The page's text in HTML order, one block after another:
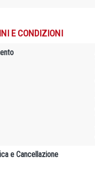
E CONDIZIONI
e Cancellazione